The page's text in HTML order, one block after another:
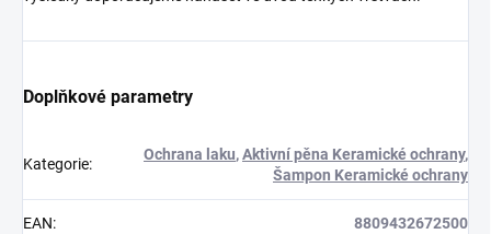
Doplňkové parametry
Kategorie:
Ochrana laku,Aktivní pěna Keramické ochrany,
Šampon Keramické ochrany
EAN: 8809432672500